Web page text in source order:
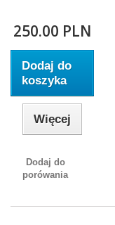
250.00 PLN
Dodaj do
koszyka
Więcej
Dodaj do
porówania